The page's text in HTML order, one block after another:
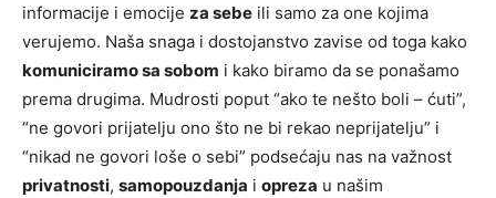
informacije i emocije za sebe ili samo za one kojima
verujemo. Naša snaga i dostojanstvo zavise od toga kako
komuniciramo sa sobom i kako biramo da se ponašamo
prema drugima. Mudrosti poput “ako te nešto boli – ćuti”,
“ne govori prijatelju ono što ne bi rekao neprijatelju” i
“nikad ne govori loše o sebi” podsećaju nas na važnost
privatnosti, samopouzdanja i opreza u našim